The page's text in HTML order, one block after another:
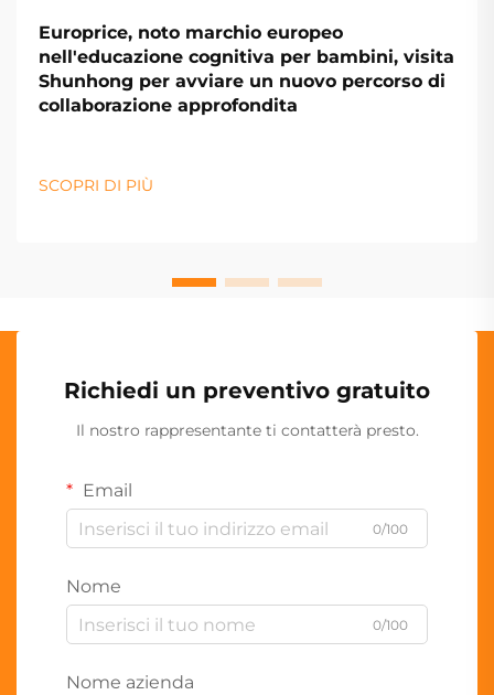
Europrice, noto marchio europeo
nell'educazione cognitiva per bambini, visita
Shunhong per avviare un nuovo percorso di
collaborazione approfondita
SCOPRI DI PIÙ
Richiedi un preventivo gratuito
Il nostro rappresentante ti contatterà presto.
Email
0/100
Nome
0/100
Nome azienda